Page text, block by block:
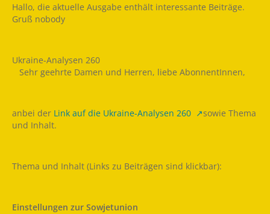
Hallo, die aktuelle Ausgabe enthält interessante Beiträge.
Gruß nobody
Ukraine-Analysen 260 ­
­ ­ ­ Sehr geehrte Damen und Herren, liebe AbonnentInnen,
anbei der Link auf die Ukraine-Analysen 260
sowie Thema
und Inhalt.
Thema und Inhalt (Links zu Beiträgen sind klickbar):
Einstellungen zur Sowjetunion